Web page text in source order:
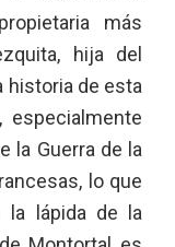
más
hija del
historia de esta
especialmente
la Guerra de la
lo que
la lápida de la